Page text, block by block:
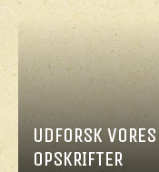
UDFORSK VORES
OPSKRIFTER